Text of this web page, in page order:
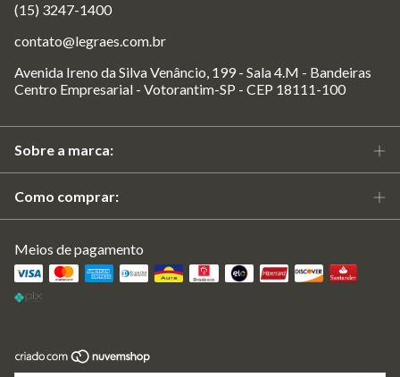
(15) 3247-1400
contato@legraes.com.br
Avenida Ireno da Silva Venâncio, 199 - Sala 4.M - Bandeiras
Centro Empresarial - Votorantim-SP - CEP 18111-100
Sobre a marca:
Como comprar:
Meios de pagamento